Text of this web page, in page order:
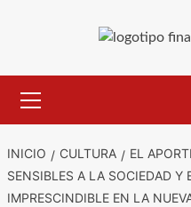
primario
INICIO CULTURA
EL
SENSIBLES A LA SOCIEDAD Y
IMPRESCINDIBLE EN LA